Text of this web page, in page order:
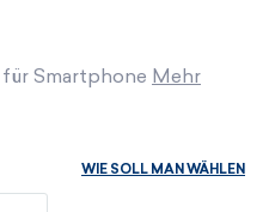
Smartphone Mehr
WIE SOLL MAN WÄHLEN